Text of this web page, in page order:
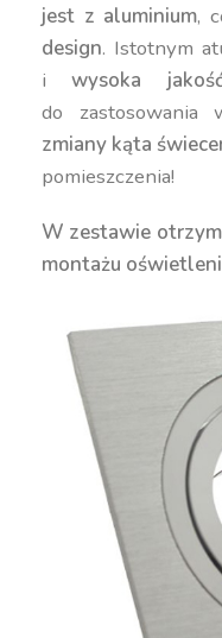
jest z aluminium,
design. Istotnym
iwysoka
do zastosowania
zmiany kąta
pomieszczenia!
W zestawie
montażu